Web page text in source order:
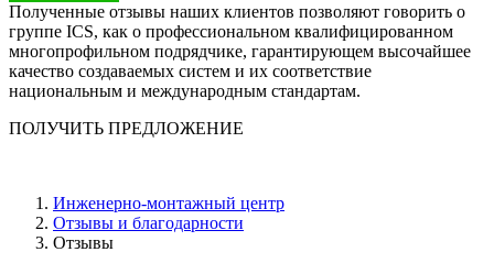
Полученные отзывы наших клиентов позволяют говорить о
группе ICS, как о профессиональном квалифицированном
многопрофильном подрядчике, гарантирующем высочайшее
качество создаваемых систем и их соответствие
национальным и международным стандартам.
ПОЛУЧИТЬ ПРЕДЛОЖЕНИЕ
Инженерно-монтажный центр
Отзывы и благодарности
Отзывы